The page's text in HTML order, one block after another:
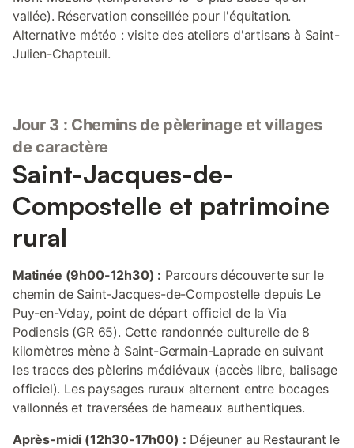
vallée). Réservation conseillée pour l'équitation.
Alternative météo : visite des ateliers d'artisans à Saint-
Julien-Chapteuil.
Jour 3 : Chemins de pèlerinage et villages
de caractère
Saint-Jacques-de-
Compostelle et patrimoine
rural
Matinée (9h00-12h30) : Parcours découverte sur le
chemin de Saint-Jacques-de-Compostelle depuis Le
Puy-en-Velay, point de départ officiel de la Via
Podiensis (GR 65). Cette randonnée culturelle de 8
kilomètres mène à Saint-Germain-Laprade en suivant
les traces des pèlerins médiévaux (accès libre, balisage
officiel). Les paysages ruraux alternent entre bocages
vallonnés et traversées de hameaux authentiques.
Après-midi (12h30-17h00) : Déjeuner au Restaurant le